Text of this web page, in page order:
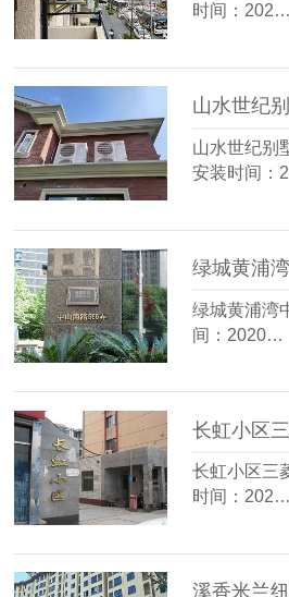
时间：202…
山水世纪别
安装时间：
绿城黄浦
绿城黄浦湾
间：2020…
长虹小区
长虹小区三
时间：202…
溪香米兰